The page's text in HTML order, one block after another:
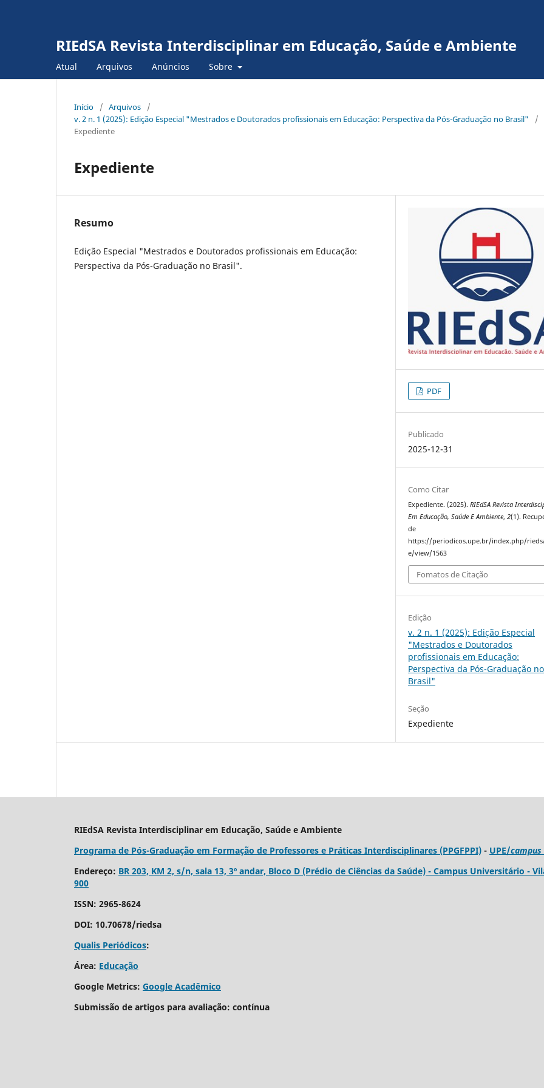
RIEdSA Revista Interdisciplinar em Educação, Saúde e Ambiente
Atual Arquivos Anúncios Sobre
Início / Arquivos
/
v. 2 n. 1 (2025): Edição Especial "Mestrados e Doutorados profissionais em Educação: Perspectiva da Pós-Graduação no Brasil"
/
Expediente
Expediente
Resumo
Edição Especial "Mestrados e Doutorados profissionais em Educação:
Perspectiva da Pós-Graduação no Brasil".
PDF
Publicado
2025-12-31
Como Citar
Expediente. (2025).RIEdSA Revista
Em Educação, Saúde E Ambiente,2(1).
de
https://periodicos.upe.br/index.php/
e/view/1563
Fomatos de Citação
Edição
v. 2 n. 1 (2025): Edição Especial
"Mestrados e Doutorados
profissionais em Educação:
Perspectiva da Pós-Graduação no
Brasil"
Seção
Expediente
RIEdSA Revista Interdisciplinar em Educação, Saúde e Ambiente
Programa de Pós-Graduação em Formação de Professores e Práticas Interdisciplinares (PPGFPPI) - UPE/campus
Endereço: BR 203, KM 2, s/n, sala 13, 3º andar, Bloco D (Prédio de Ciências da Saúde) - Campus Universitário -
900
ISSN: 2965-8624
DOI: 10.70678/riedsa
Qualis Periódicos:
Área: Educação
Google Metrics: Google Acadêmico
Submissão de artigos para avaliação: contínua